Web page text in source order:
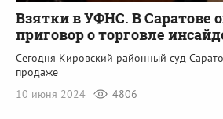
Взятки в УФНС. В Саратове
приговор о торговле
Сегодня Кировский районный суд
продаже
10 июня 2024
4806